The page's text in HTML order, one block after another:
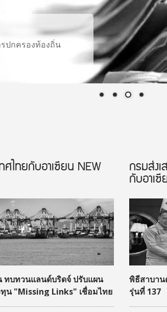
ายเมืองอัจฉริยะอาเซียน
ศไทยกับอาเซียน NEW
ทบทวนแลนด์บริดจ์ ปรับแผน
ทุน "Missing Links" เชื่อมไทย
จิสติกส์อาเซียน
กรมส่ง
กับอาเซี
พิธีสาบาน
รุ่นที่ 137